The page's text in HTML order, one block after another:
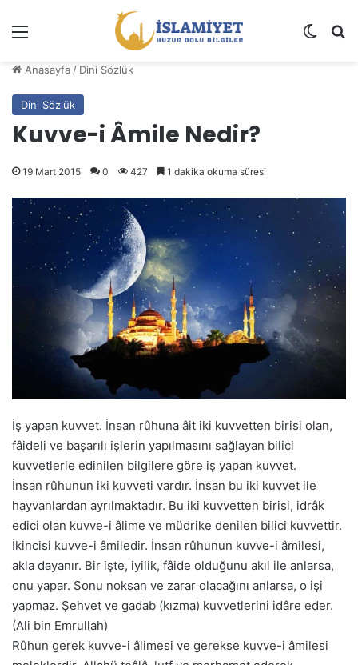
Dış
Anasayfa / Dini Sözlük
Dini Sözlük
Kuvve-i Âmile Nedir?
19 Mart 2015 0 427 1 dakika okuma süresi
İş yapan kuvvet. İnsan rûhuna âit iki kuvvetten birisi olan,
fâideli ve başarılı işlerin yapılmasını sağlayan bilici
kuvvetlerle edinilen bilgilere göre iş yapan kuvvet.
İnsan rûhunun iki kuvveti vardır. İnsan bu iki kuvvet ile
hayvanlardan ayrılmaktadır. Bu iki kuvvetten birisi, idrâk
edici olan kuvve-i âlime ve müdrike denilen bilici kuvvettir.
İkincisi kuvve-i âmiledir. İnsan rûhunun kuvve-i âmilesi,
akla dayanır. Bir işte, iyilik, fâide olduğunu akıl ile anlarsa,
onu yapar. Sonu noksan ve zarar olacağını anlarsa, o işi
yapmaz. Şehvet ve gadab (kızma) kuvvetlerini idâre eder.
(Ali bin Emrullah)
Rûhun gerek kuvve-i âlimesi ve gerekse kuvve-i âmilesi